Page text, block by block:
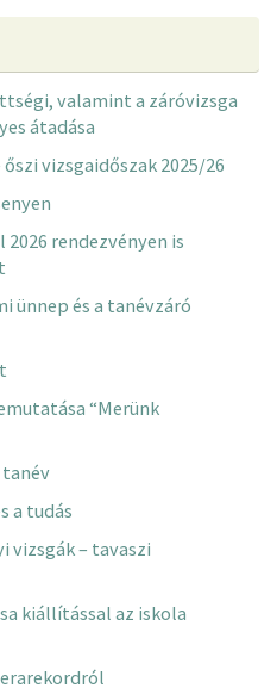
valamint a záróvizsga
átadása
vizsgaidőszak 2025/26
rendezvényen is
ünnep és a tanévzáró
“Merünk
a tudás
vizsgák – tavaszi
kiállítással az iskola